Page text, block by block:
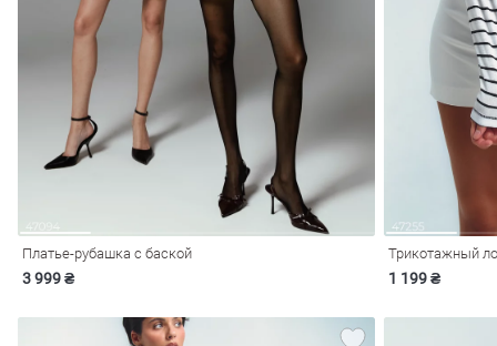
Платье-рубашка с баской
3 999 ₴
Трикотажный
1 199 ₴